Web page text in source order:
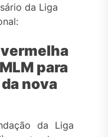
da Liga
para
nova
da Liga